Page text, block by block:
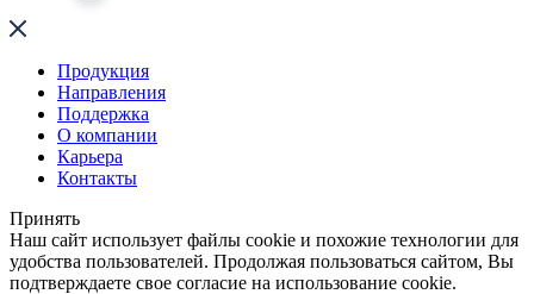
Продукция
Направления
Поддержка
О компании
Карьера
Контакты
Принять
Наш сайт использует файлы cookie и похожие технологии для
удобства пользователей. Продолжая пользоваться сайтом, Вы
подтверждаете свое согласие на использование cookie.